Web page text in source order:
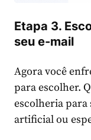
Etapa 3.
seu e-mail
Agora você
para escolher.
escolheria para
artificial ou